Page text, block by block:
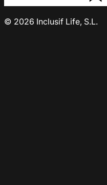
© 2026 Inclusif Life, S.L.